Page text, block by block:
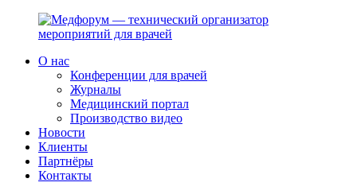
Перейти
Медфорум
технический
организатор
мероприятий
врачей
консультируем
участников
российского
фармрынка
помогаем
выстраивать
О нас
Конференции для врачей
Журналы
Медицинский портал
Производство видео
Новости
Клиенты
Партнёры
Контакты